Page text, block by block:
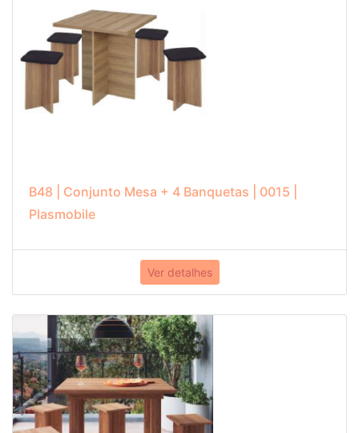
B48 | Conjunto Mesa + 4 Banquetas | 0015 |
Plasmobile
Ver detalhes